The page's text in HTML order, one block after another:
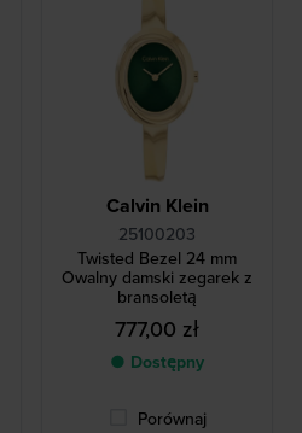
Calvin Klein
25100203
Twisted Bezel 24 mm
Owalny damski zegarek z
bransoletą
777,00 zł
● Dostępny
Porównaj